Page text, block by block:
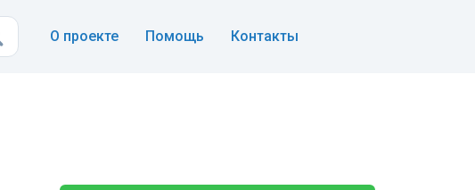
О проекте Помощь Контакты